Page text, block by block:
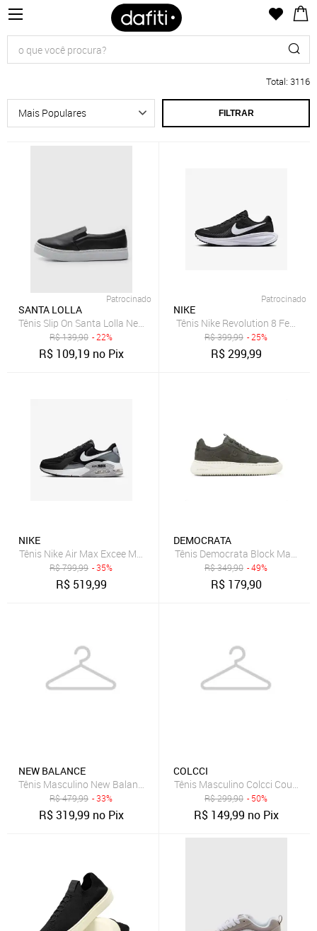
Total: 3116
FILTRAR
Patrocinado
SANTA LOLLA
Tênis Slip On Santa Lolla New Preto
R$139,90 - 22%
R$ 109,19 no Pix
Patrocinado
NIKE
Tênis Nike Revolution 8
R$399,99 - 25%
R$299,99
NIKE
Tênis Nike Air Max Excee Masculino
R$799,99 - 35%
R$ 519,99
DEMOCRATA
Tênis Democrata Block
R$349,90 - 49%
R$ 179,90
NEW BALANCE
Tênis Masculino New Balance Amaste Branco
R$479,99 - 33%
R$319,99 no Pix
COLCCI
Tênis Masculino Colcci Couro
R$299,90 - 50%
R$ 149,99 no Pix